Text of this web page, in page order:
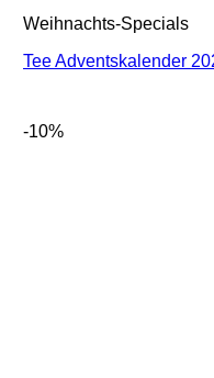
Weihnachts-Specials
Tee Adventskalender
-10%